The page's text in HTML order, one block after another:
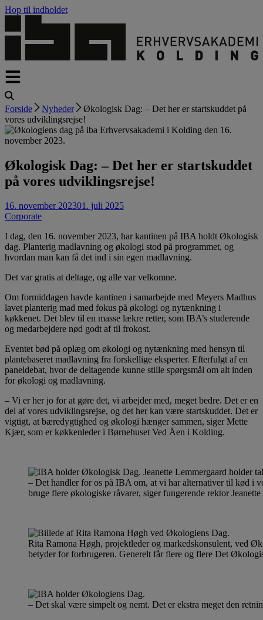
Hop til indholdet
Forside Nyheder
Økologisk Dag: – Det her er startskuddet på
vores udviklingsrejse!
Økologisk Dag: – Det her er startskuddet
på vores udviklingsrejse!
16. november 202301. juli 2025
Corporate
I dag, den 16. november 2023, har kantinen på IBA holdt Økologisk
dag. Planterig madlavning og økologi stod på programmet, og
hvordan man kan få det ind i sin egen madlavning.
Det var gratis at deltage, og alle var velkomne.
Om formiddagen havde kantinen i samarbejde med Meyers Madhus
lavet planterig mad med fokus på økologi og nytænkning i
køkkenet. Det blev til en masse lækre retter, som IBA’s studerende
og medarbejdere nød godt af til frokost.
Eventet bød på oplæg om økologi og nytænkning med hensyn til
plantebaseret madlavning fra forskellige eksperter. Efterfulgt af en
paneldebat, hvor de deltagende kunne stille spørgsmål om alt inden
for økologi og madlavning.
– Vi er her jo for at gøre det, vi arbejder med, meget bedre. Det er en
del af vores udviklingsrejse, og det her kan være startskuddet. Det er
vigtigt, at bæredygtighed og økologi hænger sammen, siger Mette
Kjær, som er køkkenleder i Børnehuset Ved Åen i Kolding.
– Det handler for os på IBA om, at vi har alternativer til kød i
bruge flere økologiske råvarer, siger fungerende rektor
Rita Ramona Høgh, projektleder og markedskonsulent, ved
betyder for forbrugeren. Generelt får flere og flere Det
– Det skal være simpelt og nemt. Det er ekstra meget den